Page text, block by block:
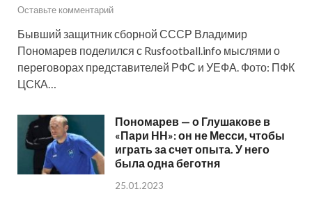
Оставьте комментарий
Бывший защитник сборной СССР Владимир
Пономарев поделился с Rusfootball.info мыслями о
переговорах представителей РФС и УЕФА. Фото: ПФК
ЦСКА…
Пономарев — о Глушакове в
«Пари НН»: он не Месси, чтобы
играть за счет опыта. У него
была одна беготня
25.01.2023